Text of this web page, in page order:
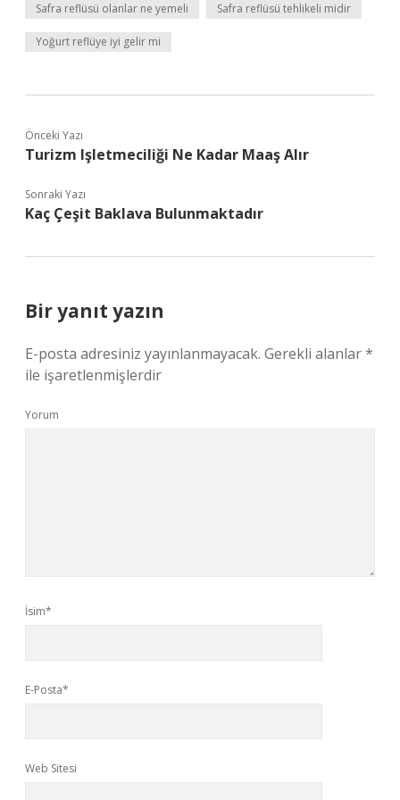
Safra reflüsü olanlar ne yemeli Safra reflüsü tehlikeli midir
Yoğurt reflüye iyi gelir mi
Önceki Yazı
Turizm Işletmeciliği Ne Kadar Maaş Alır
Sonraki Yazı
Kaç Çeşit Baklava Bulunmaktadır
Bir yanıt yazın
E-posta adresiniz yayınlanmayacak. Gerekli alanlar*
ile işaretlenmişlerdir
Yorum
İsim*
E-Posta*
Web Sitesi